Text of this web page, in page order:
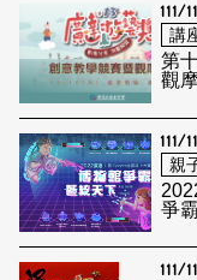
111/
講
第
觀
111/
親
爭
111/